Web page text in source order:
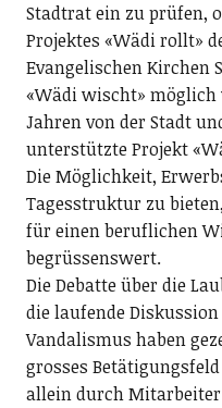
Stadtrat ein zu prüfen,
Projektes «Wädi rollt»
Evangelischen Kirchen
«Wädi wischt» möglich
Jahren von der Stadt
unterstützte Projekt
Die Möglichkeit,
Tagesstruktur zu
für einen beruflichen
begrüssenswert.
Die Debatte über die
die laufende
Vandalismus haben
grosses
allein durch